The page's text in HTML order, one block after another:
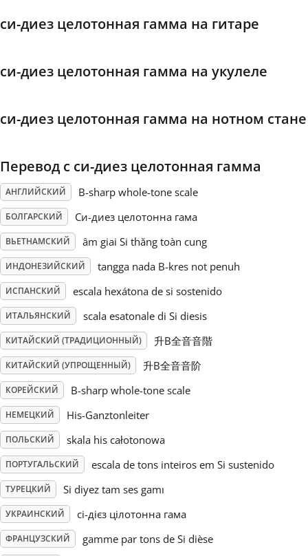
Polski
Português
Русский
Svenska
Tiếng Việt
Türkçe
Українська
简体中文
繁體中文
си-диез целотонная гамма на гитаре
си-диез целотонная гамма на укулеле
си-диез целотонная гамма на нотном стане
Перевод с си-диез целотонная гамма
АНГЛИЙСКИЙ B-sharp whole-tone scale
БОЛГАРСКИЙ Си-диез целотонна гама
ВЬЕТНАМСКИЙ âm giai Si thăng toàn cung
ИНДОНЕЗИЙСКИЙ tangga nada B-kres not penuh
ИСПАНСКИЙ escala hexátona de si sostenido
ИТАЛЬЯНСКИЙ scala esatonale di Si diesis
КИТАЙСКИЙ (ТРАДИЦИОННЫЙ) 升B全音音階
КИТАЙСКИЙ (УПРОЩЕННЫЙ) 升B全音音阶
КОРЕЙСКИЙ B-sharp whole-tone scale
НЕМЕЦКИЙ His-Ganztonleiter
ПОЛЬСКИЙ skala his całotonowa
ПОРТУГАЛЬСКИЙ escala de tons inteiros em Si sustenido
ТУРЕЦКИЙ Si diyez tam ses gamı
УКРАИНСКИЙ сі-дієз цілотонна гама
ФРАНЦУЗСКИЙ gamme par tons de Si dièse